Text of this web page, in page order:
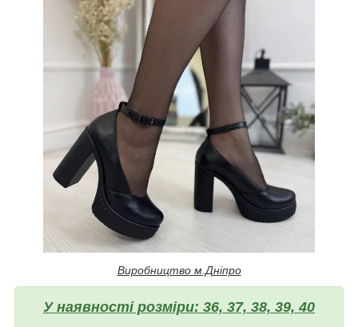
Виробництво м.Дніпро
У наявності розміри: 36, 37, 38, 39, 40